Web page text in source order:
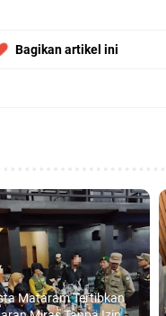
Bagikan artikel ini
Mataram Tertibkan